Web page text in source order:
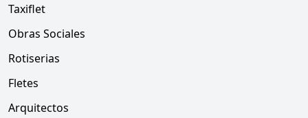
Taxiflet
Obras Sociales
Rotiserias
Fletes
Arquitectos